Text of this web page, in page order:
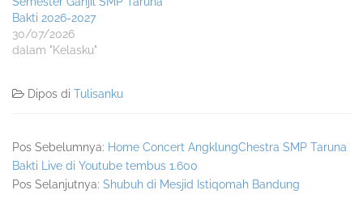
Bakti 2026-2027
30/07/2026
dalam "Kelasku"
Dipos di Tulisanku
Pos Sebelumnya: Home Concert AngklungChestra SMP Taruna
Bakti Live di Youtube tembus 1.600
Pos Selanjutnya: Shubuh di Mesjid Istiqomah Bandung